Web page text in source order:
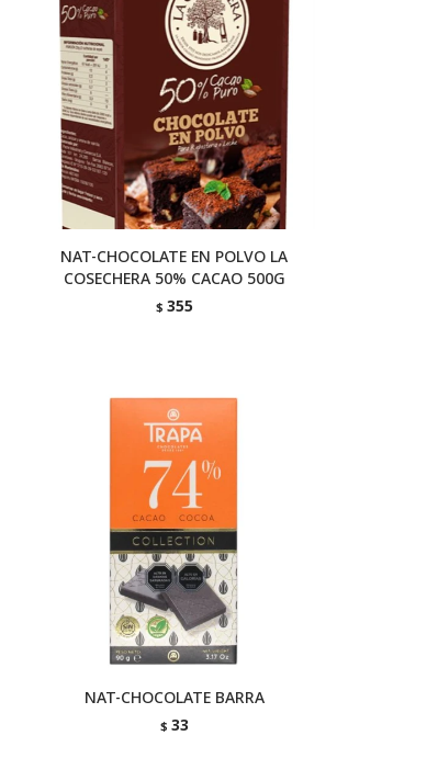
NAT-CHOCOLATE EN POLVO LA
COSECHERA 50% CACAO 500G
$ 355
NAT-CHOCOLATE BARRA
$ 33